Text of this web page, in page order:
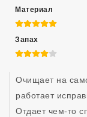
Материал
5 из 5
Запах
4 из 5
Очищает на
работает
Отдает чем-то